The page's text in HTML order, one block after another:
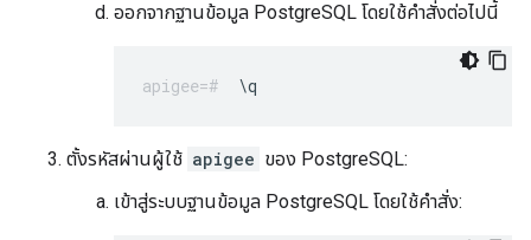
ออกจากฐานข้อมูล PostgreSQL โดยใช้คำสั่งต่อไปนี้
\q
ตั้งรหัสผ่านผู้ใช้ apigee ของ PostgreSQL:
เข้าสู่ระบบฐานข้อมูล PostgreSQL โดยใช้คำสั่ง: